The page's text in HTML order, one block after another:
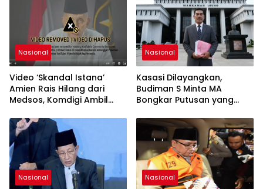
Nasional
Video ‘Skandal Istana’
Amien Rais Hilang dari
Medsos, Komdigi Ambil
Nasional
Kasasi Dilayangkan,
Budiman S Minta MA
Bongkar Putusan yang
Nasional Nasional